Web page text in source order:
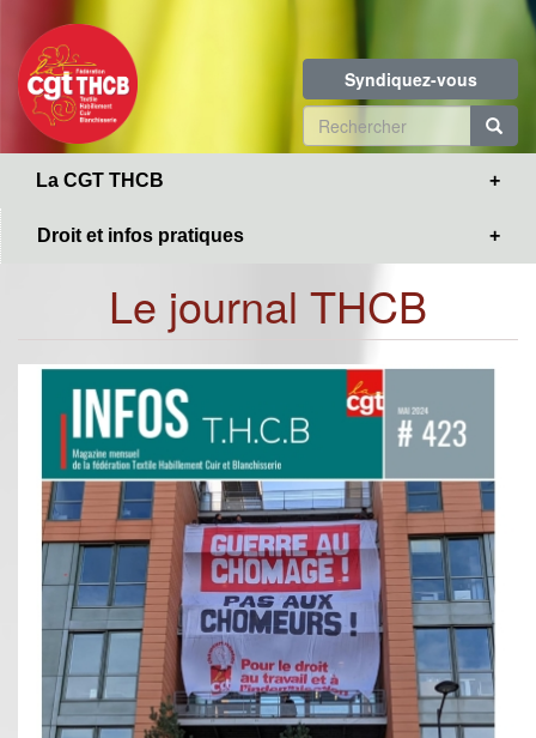
contenu
principal
Syndiquez-vous
Formulaire
de
La CGT THCB
Droit et infos pratiques
Le journal THCB